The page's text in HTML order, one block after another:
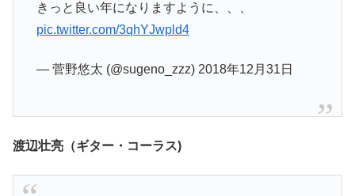
きっと良い年になりますように、、、
pic.twitter.com/3qhYJwpld4
— 菅野悠太 (@sugeno_zzz) 2018年12月31日
渡辺壮亮（ギター・コーラス)